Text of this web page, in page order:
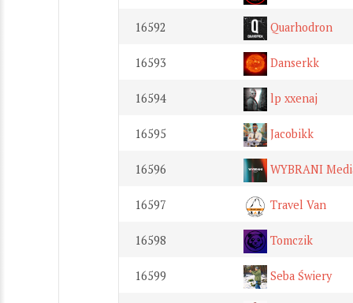
16592 Quarhodron
16593 Danserkk
16594 lp xxenaj
16595 Jacobikk
16596 WYBRANI
16597 Travel Van
16598 Tomczik
16599 Seba Świery